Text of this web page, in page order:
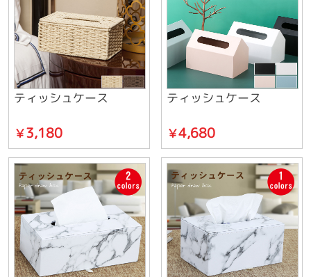
ティッシュケース
￥3,180
ティッシュケース
￥4,680